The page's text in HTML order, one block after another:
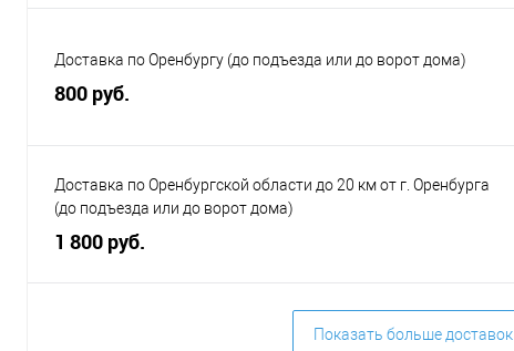
Доставка по Оренбургу (до подъезда или до ворот дома)
800 руб.
Доставка по Оренбургской области до 20 км от г. Оренбурга
(до подъезда или до ворот дома)
1 800 руб.
Показать больше доставок